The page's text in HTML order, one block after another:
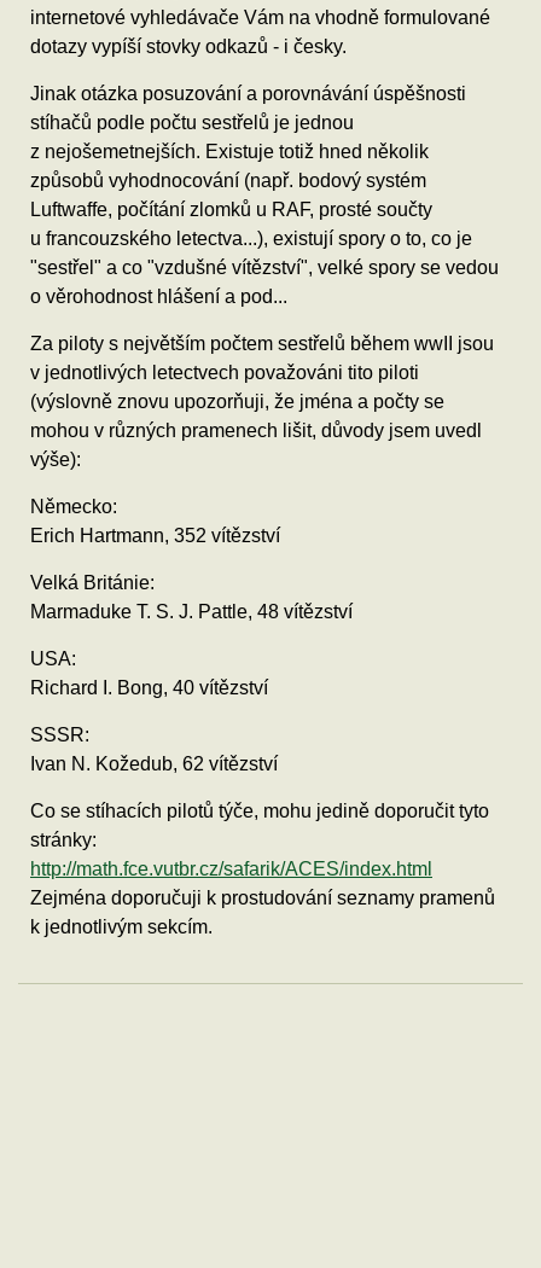
internetové vyhledávače Vám na vhodně formulované
dotazy vypíší stovky odkazů - i česky.
Jinak otázka posuzování a porovnávání úspěšnosti
stíhačů podle počtu sestřelů je jednou
z nejošemetnejších. Existuje totiž hned několik
způsobů vyhodnocování (např. bodový systém
Luftwaffe, počítání zlomků u RAF, prosté součty
u francouzského letectva...), existují spory o to, co je
"sestřel" a co "vzdušné vítězství", velké spory se vedou
o věrohodnost hlášení a pod...
Za piloty s největším počtem sestřelů během wwII jsou
v jednotlivých letectvech považováni tito piloti
(výslovně znovu upozorňuji, že jména a počty se
mohou v různých pramenech lišit, důvody jsem uvedl
výše):
Německo:
Erich Hartmann, 352 vítězství
Velká Británie:
Marmaduke T. S. J. Pattle, 48 vítězství
USA:
Richard I. Bong, 40 vítězství
SSSR:
Ivan N. Kožedub, 62 vítězství
Co se stíhacích pilotů týče, mohu jedině doporučit tyto
stránky:
http://math.fce.vutbr.cz/safarik/ACES/index.html
Zejména doporučuji k prostudování seznamy pramenů
k jednotlivým sekcím.